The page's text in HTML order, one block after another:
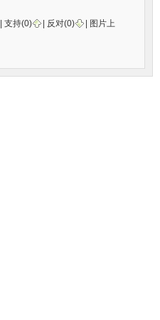
支持(0) 反对(0)
| 图片上